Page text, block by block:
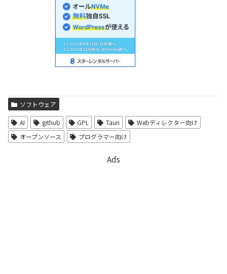
ソフトウェア
AI github GPL Tauri
Webディレクター向け
オープンソース
プログラマー向け
Ads